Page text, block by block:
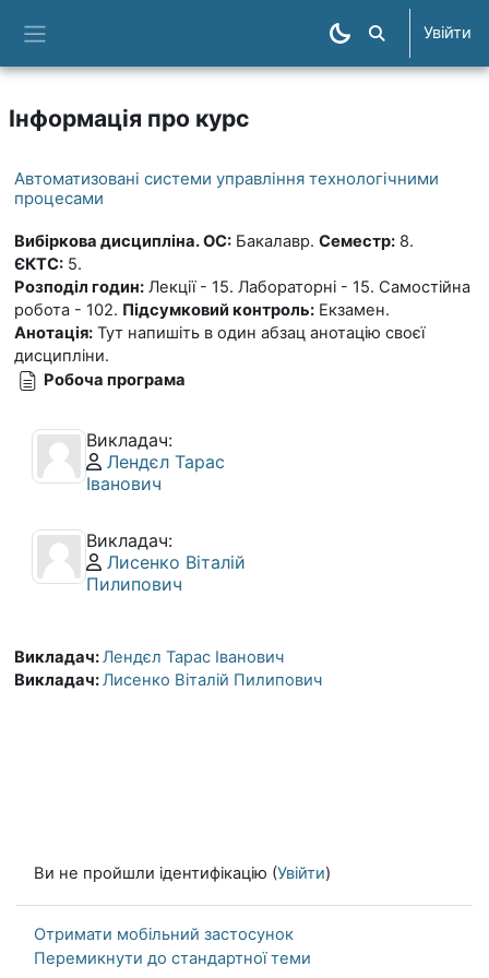
Пошук курсів
Увійти
Інформація про курс
Автоматизовані системи управління технологічними
процесами
Вибіркова дисципліна.ОС: Бакалавр. Семестр: 8.
ЄКТС: 5.
Розподіл годин: Лекції - 15. Лабораторні - 15. Самостійна
робота - 102. Підсумковий контроль: Екзамен.
Анотація: Тут напишіть в один абзац анотацію своєї
дисципліни.
Робоча програма
Викладач:
Профіль користувача:
Лендєл Тарас
Іванович
Викладач:
Профіль користувача:
Лисенко Віталій
Пилипович
Викладач:Лендєл Тарас Іванович
Викладач:Лисенко Віталій Пилипович
Ви не пройшли ідентифікацію (Увійти)
Отримати мобільний застосунок
Перемикнути до стандартної теми